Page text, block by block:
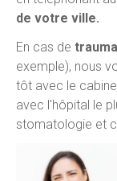
de votre ville.
En cas de
exemple), nous
tôt avec le
avec l'hôpital le
stomatologie et